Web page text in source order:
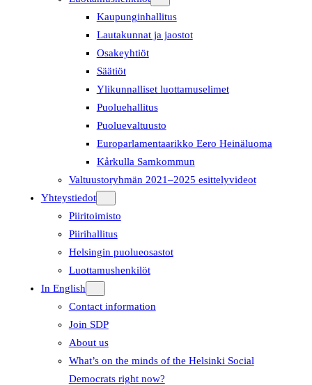
Kaupunginhallitus
Lautakunnat ja jaostot
Osakeyhtiöt
Säätiöt
Ylikunnalliset luottamuselimet
Puoluehallitus
Puoluevaltuusto
Europarlamentaarikko Eero Heinäluoma
Kårkulla Samkommun
Valtuustoryhmän 2021–2025 esittelyvideot
Yhteystiedot
Piiritoimisto
Piirihallitus
Helsingin puolueosastot
Luottamushenkilöt
In English
Contact information
Join SDP
About us
What’s on the minds of the Helsinki Social
Democrats right now?